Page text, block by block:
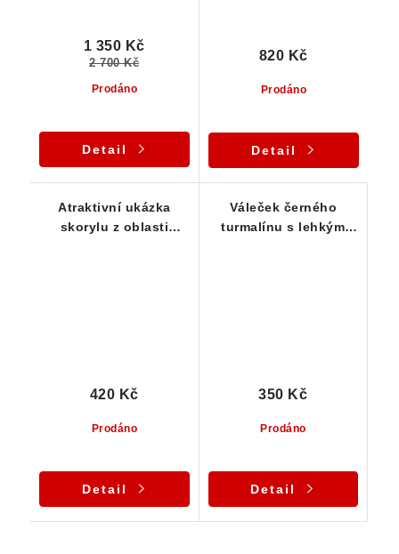
Prodáno
1 350 Kč
2 700 Kč
Detail
Prodáno
820 Kč
Detail
Atraktivní ukázka
skorylu z oblasti
Prodáno
420 Kč
Detail
Váleček černého
turmalínu s lehkým
Prodáno
350 Kč
Detail